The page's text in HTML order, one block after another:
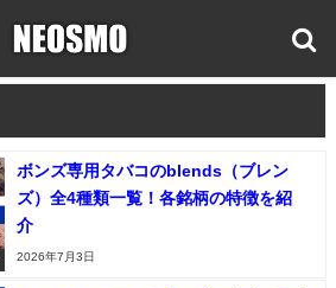
ボンズ専用タバコのblends（ブレン
ズ）全4種類一覧！各銘柄の特徴を紹
介
2026年7月3日